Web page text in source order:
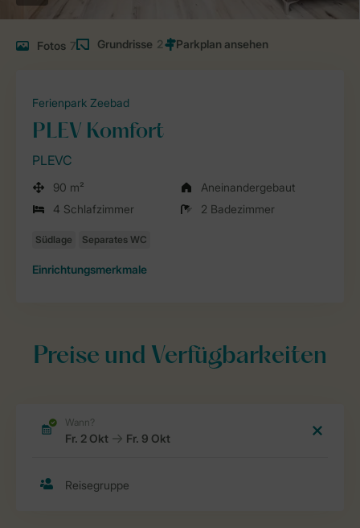
Fotos 7 Grundrisse 2
Ferienpark Zeebad
PLEV Komfort
PLEVC
90 m²
Aneinandergebaut
4 Schlafzimmer
2 Badezimmer
Einrichtungsmerkmale
Preise und Verfügbarkeiten